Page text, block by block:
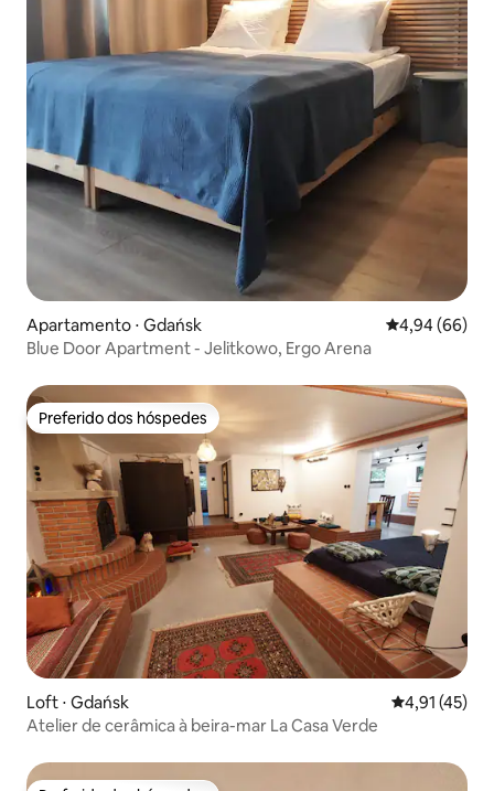
Apartamento ⋅ Gdańsk 4,94 de uma
4,94 (66)
Blue Door Apartment - Jelitkowo, Ergo Arena
Preferido dos hóspedes
Preferido dos hóspedes
Loft ⋅ Gdańsk 4,91 de uma
4,91 (45)
Atelier de cerâmica à beira-mar La Casa Verde